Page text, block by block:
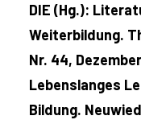
DIE (Hg.):
Weiterbildung.
Nr. 44,
Lebenslanges
Bildung.